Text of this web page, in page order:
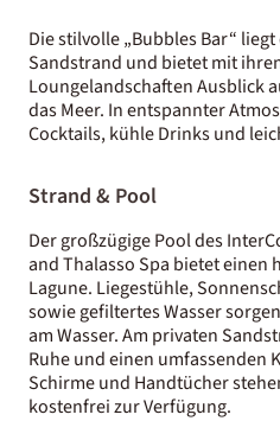
Die stilvolle „Bubbles Bar“
Sandstrand und bietet mit
Loungelandschaften Ausblick
das Meer. In entspannter
Cocktails, kühle Drinks und
Strand & Pool
Der großzügige Pool des
and Thalasso Spa bietet einen
Lagune. Liegestühle,
sowie gefiltertes Wasser
am Wasser. Am privaten
Ruhe und einen umfassenden
Schirme und Handtücher
kostenfrei zur Verfügung.